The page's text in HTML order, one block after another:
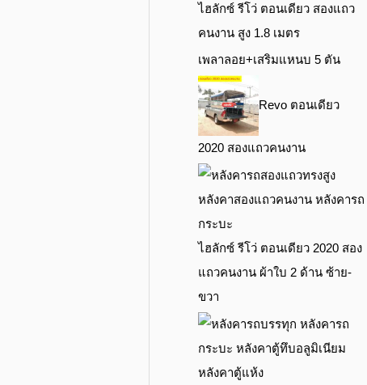
ไฮลักซ์ รีโว่ ตอนเดียว สองแถว
คนงาน สูง 1.8 เมตร
เพลาลอย+เสริมแหนบ 5 ตัน
Revo ตอนเดียว
2020 สองแถวคนงาน
ไฮลักซ์ รีโว่ ตอนเดียว 2020 สอง
แถวคนงาน ผ้าใบ 2 ด้าน ซ้าย-
ขวา